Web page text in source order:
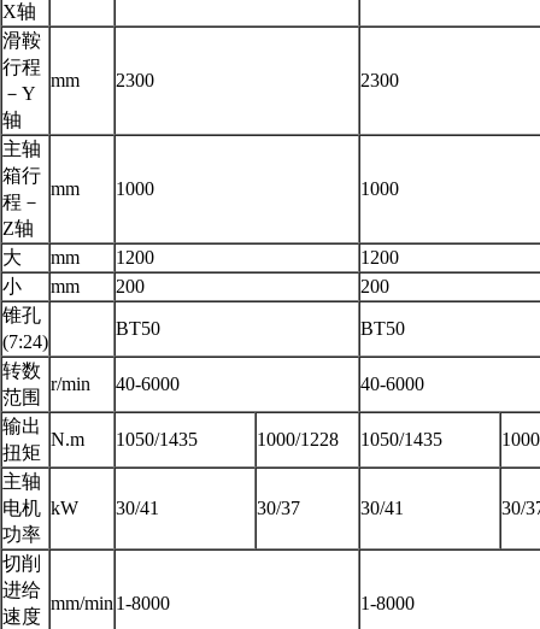
X轴
滑鞍
行程
－Y
轴
mm 2300 2300
主轴
箱行
程－
Z轴
mm 1000 1000
大 mm 1200
1200
小
mm 200
200
锥孔
(7:24)
BT50 BT50
转数
范围
r/min 40-6000 40-6000
输出
扭矩
N.m 1050/1435 1000/1228 1050/1435
主轴
电机
功率
kW 30/41 30/37 30/41 30/
切削
进给
速度
mm/min 1-8000 1-8000